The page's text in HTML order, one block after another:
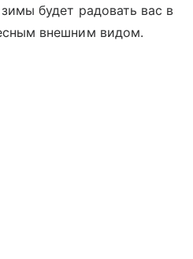
будет радовать вас в
внешним видом.